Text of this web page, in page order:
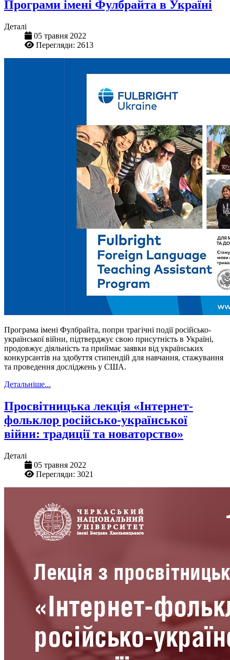
Програми імені Фулбрайта в Україні
Деталі
05 травня 2022
Перегляди: 2613
Програма імені Фулбрайта, попри трагічні події російсько-
української війни, підтверджує свою присутність в Україні,
продовжує діяльність та приймає заявки від українських
конкурсантів на здобуття стипендій для навчання, стажування
та проведення досліджень у США.
Детальніше...
Просвітницька лекція «Інтернет-
фольклор російсько-української
війни: традиції та новаторство»
Деталі
05 травня 2022
Перегляди: 3021